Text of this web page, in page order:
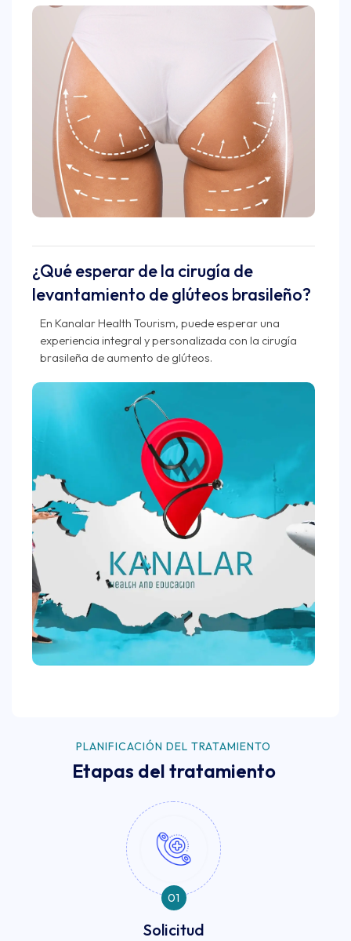
¿Qué esperar de la cirugía de
levantamiento de glúteos brasileño?
En Kanalar Health Tourism, puede esperar una
experiencia integral y personalizada con la cirugía
brasileña de aumento de glúteos.
PLANIFICACIÓN DEL TRATAMIENTO
Etapas del tratamiento
01
Solicitud